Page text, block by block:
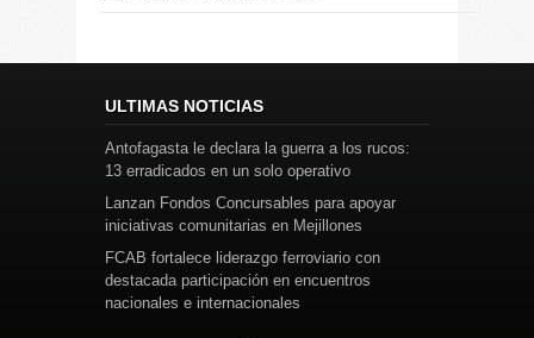
ULTIMAS NOTICIAS
Antofagasta le declara la guerra a los rucos:
13 erradicados en un solo operativo
Lanzan Fondos Concursables para apoyar
iniciativas comunitarias en Mejillones
FCAB fortalece liderazgo ferroviario con
destacada participación en encuentros
nacionales e internacionales